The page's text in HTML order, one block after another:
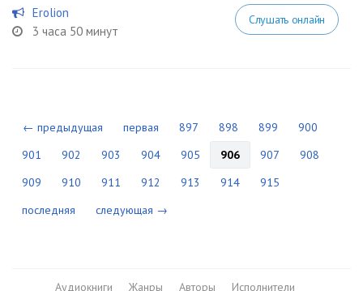
Erolion
3 часа 50 минут
Слушать онлайн
← предыдущая первая 897 898 899
900
901
902 903 904 905 906 907
908
909
910 911 912 913 914
915
последняя
следующая →
Аудиокниги Жанры Авторы Исполнители